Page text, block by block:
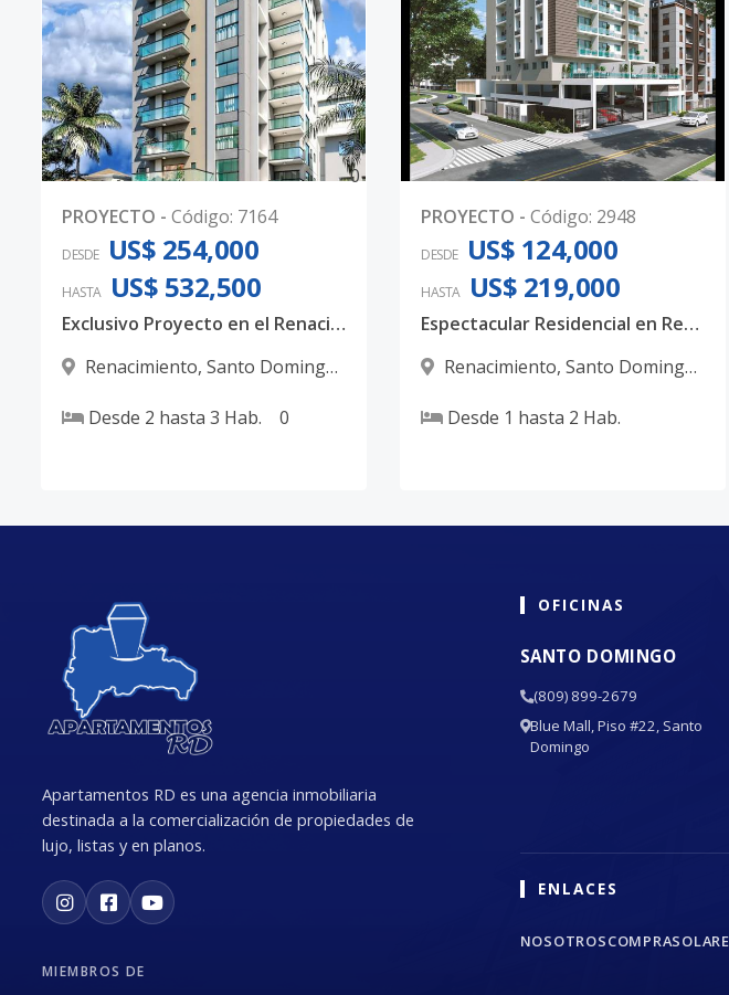
0
PROYECTO - Código: 7164
DESDE US$ 254,000
HASTA US$ 532,500
Exclusivo Proyecto en el Renacimiento un Lujo familiar
Renacimiento, Santo Domingo
Desde 2 hasta 3 Hab. 0
PROYECTO - Código: 2948
DESDE US$ 124,000
HASTA US$ 219,000
Espectacular Residencial en Renacimiento
Renacimiento, Santo Domingo
Desde 1 hasta 2 Hab.
Apartamentos RD es una agencia inmobiliaria
destinada a la comercialización de propiedades de
lujo, listas y en planos.
MIEMBROS DE
OFICINAS
SANTO DOMINGO
(809) 899-2679
Blue Mall, Piso #22, Santo
Domingo
ENLACES
NOSOTROSCOMPRA